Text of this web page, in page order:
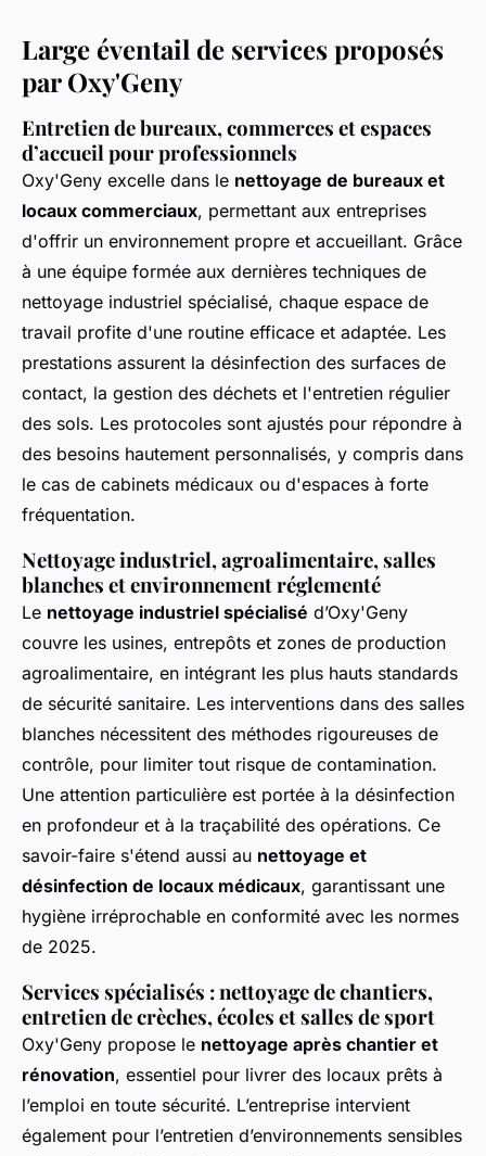
Large éventail de services proposés
par Oxy'Geny
Entretien de bureaux, commerces et espaces
d’accueil pour professionnels
Oxy'Geny excelle dans le nettoyage de bureaux et
locaux commerciaux, permettant aux entreprises
d'offrir un environnement propre et accueillant. Grâce
à une équipe formée aux dernières techniques de
nettoyage industriel spécialisé, chaque espace de
travail profite d'une routine efficace et adaptée. Les
prestations assurent la désinfection des surfaces de
contact, la gestion des déchets et l'entretien régulier
des sols. Les protocoles sont ajustés pour répondre à
des besoins hautement personnalisés, y compris dans
le cas de cabinets médicaux ou d'espaces à forte
fréquentation.
Nettoyage industriel, agroalimentaire, salles
blanches et environnement réglementé
Le nettoyage industriel spécialisé d’Oxy'Geny
couvre les usines, entrepôts et zones de production
agroalimentaire, en intégrant les plus hauts standards
de sécurité sanitaire. Les interventions dans des salles
blanches nécessitent des méthodes rigoureuses de
contrôle, pour limiter tout risque de contamination.
Une attention particulière est portée à la désinfection
en profondeur et à la traçabilité des opérations. Ce
savoir-faire s'étend aussi au nettoyage et
désinfection de locaux médicaux, garantissant une
hygiène irréprochable en conformité avec les normes
de 2025.
Services spécialisés : nettoyage de chantiers,
entretien de crèches, écoles et salles de sport
Oxy'Geny propose le nettoyage après chantier et
rénovation, essentiel pour livrer des locaux prêts à
l’emploi en toute sécurité. L’entreprise intervient
également pour l’entretien d’environnements sensibles